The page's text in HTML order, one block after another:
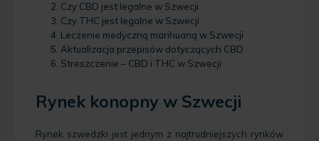
Czy CBD jest legalne w Szwecji
Czy THC jest legalne w Szwecji
Leczenie medyczną marihuaną w Szwecji
Aktualizacja przepisów dotyczących CBD
Streszczenie – CBD i THC w Szwecji
Rynek konopny w Szwecji
Rynek szwedzki jest jednym z najtrudniejszych rynków